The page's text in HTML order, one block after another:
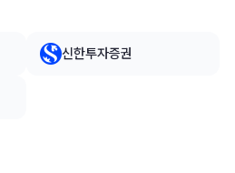
및 이와 유사한 지수를 추적하는 채
* 선별된 채권형 ETF 중 현/선물
정 및 투자2) 미국 장기국채 포트폴
신한투자증권